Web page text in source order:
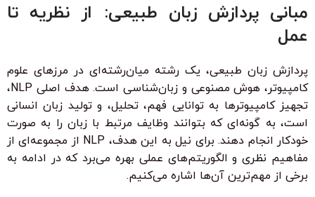
مبانی پردازش زبان طبیعی: از نظریه تا
عمل
پردازش زبان طبیعی، یک رشته میان‌رشته‌ای در مرزهای علوم
کامپیوتر، هوش مصنوعی و زبان‌شناسی است. هدف اصلی NLP،
تجهیز کامپیوترها به توانایی فهم، تحلیل، و تولید زبان انسانی
است، به گونه‌ای که بتوانند وظایف مرتبط با زبان را به صورت
خودکار انجام دهند. برای نیل به این هدف، NLP از مجموعه‌ای از
مفاهیم نظری و الگوریتم‌های عملی بهره می‌برد که در ادامه به
برخی از مهم‌ترین آن‌ها اشاره می‌کنیم.